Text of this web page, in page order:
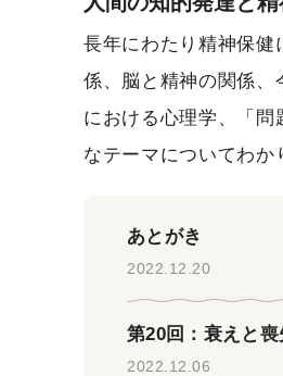
長年にわたり精神保健
係、脳と精神の関係、
における心理学、「
なテーマについてわか
あとがき
2022.12.20
第20回：衰えと
2022.12.06